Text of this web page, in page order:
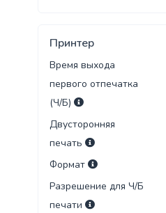
Принтер
Время выхода
первого отпечатка
(Ч/Б)
Двусторонняя
печать
Формат
Разрешение для Ч/Б
печати